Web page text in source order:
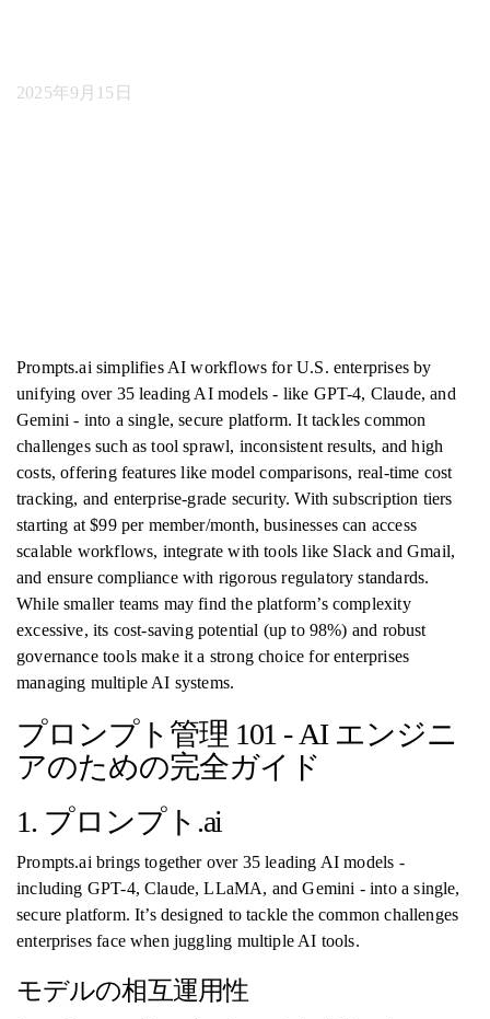
2025年9月15日
Prompts.ai simplifies AI workflows for U.S. enterprises by
unifying over 35 leading AI models - like GPT-4, Claude, and
Gemini - into a single, secure platform. It tackles common
challenges such as tool sprawl, inconsistent results, and high
costs, offering features like model comparisons, real-time cost
tracking, and enterprise-grade security. With subscription tiers
starting at $99 per member/month, businesses can access
scalable workflows, integrate with tools like Slack and Gmail,
and ensure compliance with rigorous regulatory standards.
While smaller teams may find the platform’s complexity
excessive, its cost-saving potential (up to 98%) and robust
governance tools make it a strong choice for enterprises
managing multiple AI systems.
プロンプト管理 101 - AI エンジニ
アのための完全ガイド
1. プロンプト.ai
Prompts.ai brings together over 35 leading AI models -
including GPT-4, Claude, LLaMA, and Gemini - into a single,
secure platform. It’s designed to tackle the common challenges
enterprises face when juggling multiple AI tools.
モデルの相互運用性